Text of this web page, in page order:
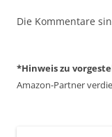
Die Kommentare
*Hinweis zu
Amazon-Partner